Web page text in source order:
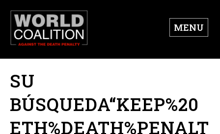
MENU
SU
BÚSQUEDA“KEEP%20
ETH%DEATH%PENALT